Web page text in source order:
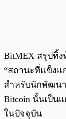
BitMEX สรุปทิ้
“สถานะที่แข็งแ
สำหรับนักพัฒนา
Bitcoin นั้นเป็น
ในปัจจุบัน